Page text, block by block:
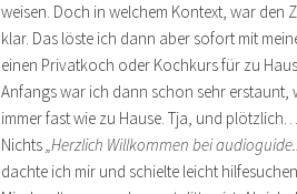
weisen. Doch in welchem Kontext, war den
klar. Das löste ich dann aber sofort mit
einen Privatkoch oder Kochkurs für zu
Anfangs war ich dann schon sehr erstaunt,
immer fast wie zu Hause. Tja, und
Nichts„Herzlich Willkommen bei
dachte ich mir und schielte leicht